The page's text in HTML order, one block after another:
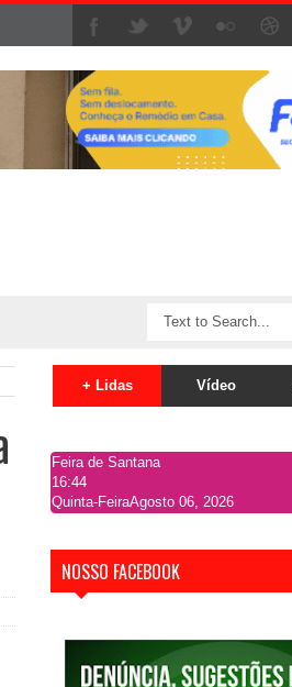
+ Lidas Vídeo
Feira de Santana
16:44
Quinta-FeiraAgosto 06, 2026
NOSSO FACEBOOK